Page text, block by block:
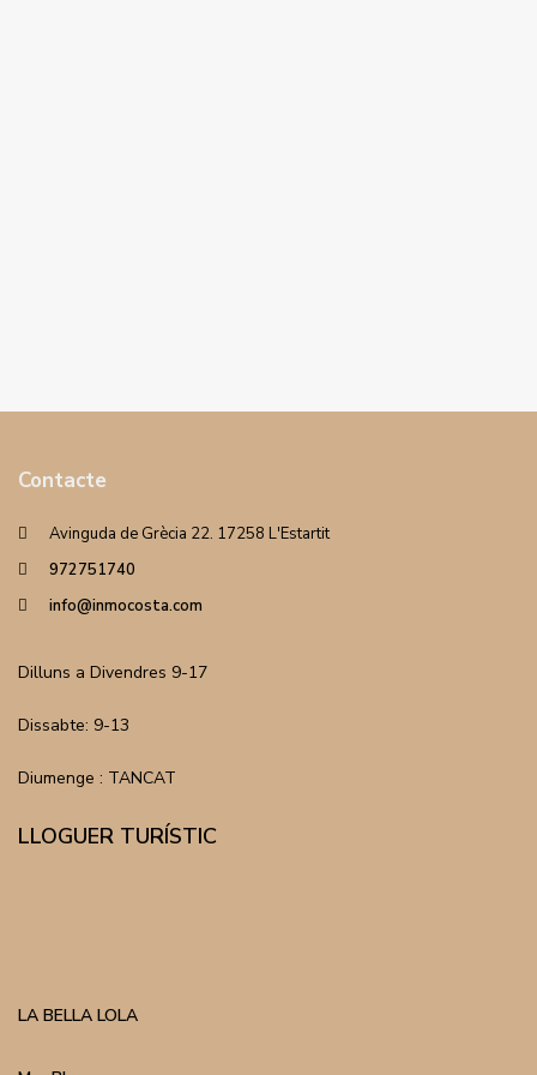
Contacte
Avinguda de Grècia 22. 17258 L'Estartit
972751740
info@inmocosta.com
Dilluns a Divendres 9-17
Dissabte: 9-13
Diumenge : TANCAT
LLOGUER TURÍSTIC
LA BELLA LOLA